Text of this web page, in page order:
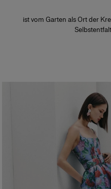
ist vom Garten als Ort der